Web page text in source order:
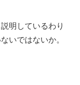
明しているわり
いではないか。